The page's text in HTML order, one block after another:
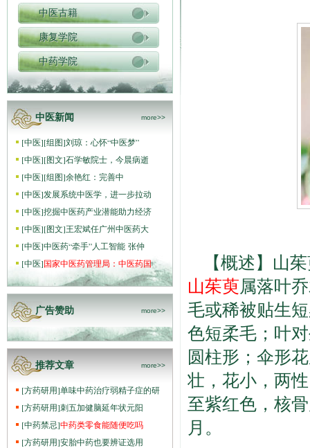
中医古籍
康复学院
中药学院
中医新闻 more>>
[中医][组图]刘琼：心怀“中医梦”
[中医][图文]石学敏院士，今晨病逝
[中医][组图]​余艳红：完善中
[中医]发展系统中医学，进一步拉动
[中医]挖掘中医药产业潜能助力经济
[中医][图文]王宏斌任广州中医药大
[中医]中医药“牵手”人工智能 张仲
[中医]国家中医药管理局：中医药国
广告赞助 more>>
推荐文章 more>>
[方药研用]单味中药治疗弱精子症的研
[方药研用]刺五加健脑延年状元阳
[中药禁忌]中药类零食能随便吃吗
[方药研用]安胎中药也要辨证选用
【概述】山
山茱萸属落叶
毛或稀被贴生
色短柔毛；叶
圆柱形；伞形
壮，花小，两
至紫红色，核
月。